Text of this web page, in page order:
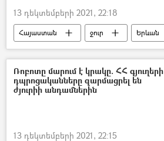
13 դեկտեմբերի 2021, 22:18
Հայաստան ջուր
Երևան
Դավթաշեն
Ռոբոտը մարում է կրակը. ՀՀ գյուղերի
դպրոցականները զարմացրել են
ժյուրիի անդամներին
13 դեկտեմբերի 2021, 22:15